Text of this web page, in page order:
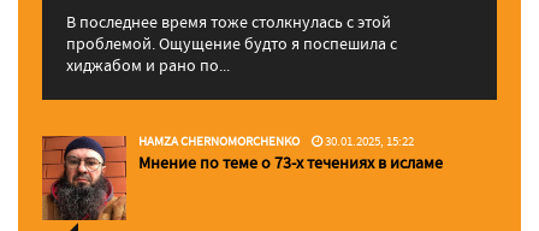
В последнее время тоже столкнулась с этой
проблемой. Ощущение будто я поспешила с
хиджабом и рано по...
HAMZA CHERNOMORCHENKO 30.01.2025, 15:22
Мнение по теме о 73-х течениях в исламе